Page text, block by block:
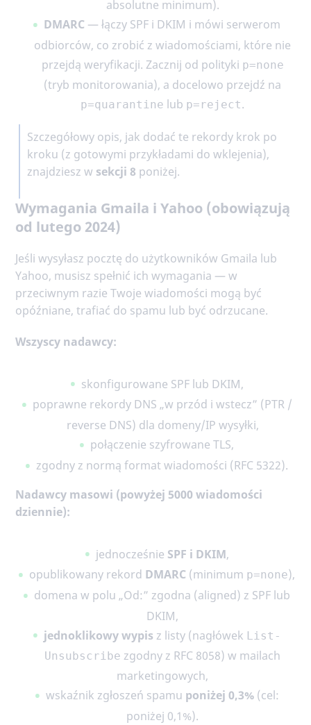
absolutne minimum).
DMARC — łączy SPF i DKIM i mówi serwerom
odbiorców, co zrobić z wiadomościami, które nie
przejdą weryfikacji. Zacznij od polityki p=none
(tryb monitorowania), a docelowo przejdź na
p=quarantine lub p=reject.
Szczegółowy opis, jak dodać te rekordy krok po
kroku (z gotowymi przykładami do wklejenia),
znajdziesz w sekcji 8 poniżej.
Wymagania Gmaila i Yahoo (obowiązują
od lutego 2024)
Jeśli wysyłasz pocztę do użytkowników Gmaila lub
Yahoo, musisz spełnić ich wymagania — w
przeciwnym razie Twoje wiadomości mogą być
opóźniane, trafiać do spamu lub być odrzucane.
Wszyscy nadawcy:
skonfigurowane SPF lub DKIM,
poprawne rekordy DNS „w przód i wstecz” (PTR /
reverse DNS) dla domeny/IP wysyłki,
połączenie szyfrowane TLS,
zgodny z normą format wiadomości (RFC 5322).
Nadawcy masowi (powyżej 5000 wiadomości
dziennie):
jednocześnie SPF i DKIM,
opublikowany rekord DMARC (minimum p=none),
domena w polu „Od:” zgodna (aligned) z SPF lub
DKIM,
jednoklikowy wypis z listy (nagłówek List-
Unsubscribe zgodny z RFC 8058) w mailach
marketingowych,
wskaźnik zgłoszeń spamu poniżej 0,3%(cel:
poniżej 0,1%).